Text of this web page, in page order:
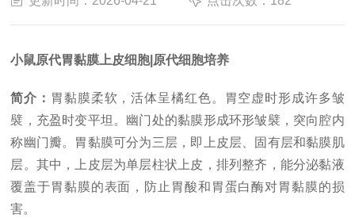
小鼠原代胃黏膜上皮细胞|原代细胞培养
简介： 胃黏膜柔软，活体呈橘红色。胃空虚时形成许多皱
襞，充盈时变平坦。幽门处的黏膜形成环形皱襞，突向腔内
称幽门瓣。胃黏膜可分为三层，即上皮层、固有层和黏膜肌
层。其中，上皮层为单层柱状上皮，排列整齐，能分泌黏液
覆盖于胃黏膜的表面，防止胃酸和胃蛋白酶对胃黏膜的损
害。